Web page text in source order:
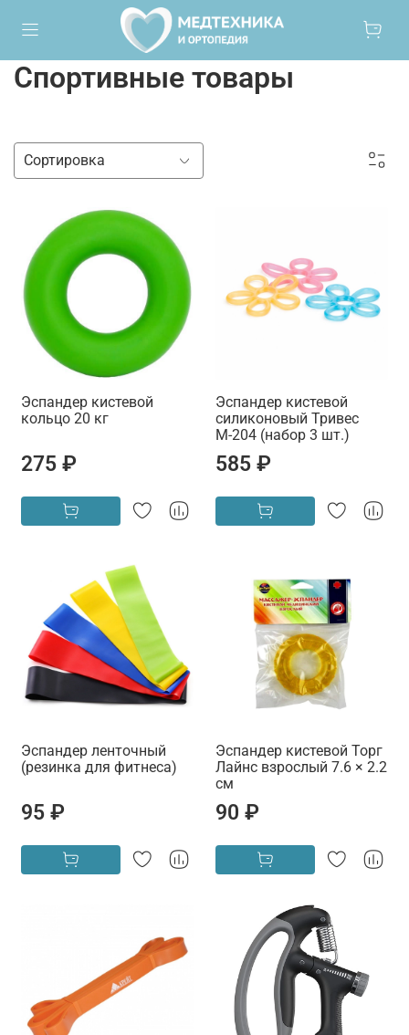
Спортивные товары
Эспандер кистевой
кольцо 20 кг
275 ₽
Эспандер кистевой
силиконовый Тривес
М-204 (набор 3 шт.)
585 ₽
Эспандер ленточный
(резинка для фитнеса)
95 ₽
Эспандер кистевой Торг
Лайнс взрослый 7.6 × 2.2
см
90 ₽